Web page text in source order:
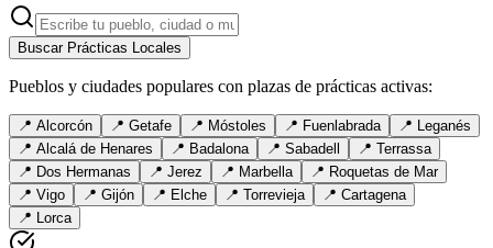
Buscar Prácticas Locales
Pueblos y ciudades populares con plazas de prácticas activas:
📍 Alcorcón 📍 Getafe 📍 Móstoles 📍 Fuenlabrada 📍 Leganés
📍 Alcalá de Henares 📍 Badalona 📍 Sabadell 📍 Terrassa
📍 Dos Hermanas 📍 Jerez 📍 Marbella 📍 Roquetas de Mar
📍 Vigo 📍 Gijón 📍 Elche 📍 Torrevieja 📍 Cartagena
📍 Lorca